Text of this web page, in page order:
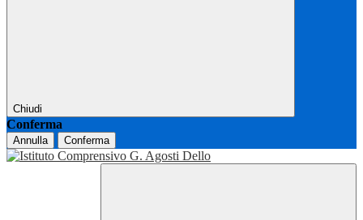
Chiudi
Conferma
Annulla Conferma